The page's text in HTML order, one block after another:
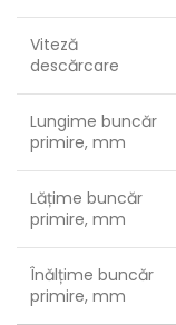
Viteză
descărcare
Lungime buncăr
primire, mm
Lățime buncăr
primire, mm
Înălțime buncăr
primire, mm